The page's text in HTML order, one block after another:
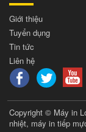
Giới thiệu
Tuyển dụng
Tin tức
Liên hệ
Copyright © Máy in
nhiệt, máy in tiếp